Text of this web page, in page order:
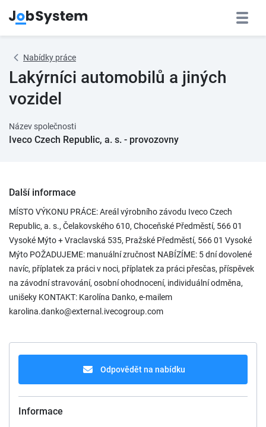
Nabídky práce
Lakýrníci automobilů a jiných
vozidel
Název společnosti
Iveco Czech Republic, a. s. - provozovny
Další informace
MÍSTO VÝKONU PRÁCE: Areál výrobního závodu Iveco Czech
Republic, a. s., Čelakovského 610, Choceňské Předměstí, 566 01
Vysoké Mýto + Vraclavská 535, Pražské Předměstí, 566 01 Vysoké
Mýto POŽADUJEME: manuální zručnost NABÍZÍME: 5 dní dovolené
navíc, příplatek za práci v noci, příplatek za práci přesčas, příspěvek
na závodní stravování, osobní ohodnocení, individuální odměna,
unišeky KONTAKT: Karolína Danko, e-mailem
karolina.danko@external.ivecogroup.com
Odpovědět na nabídku
Informace